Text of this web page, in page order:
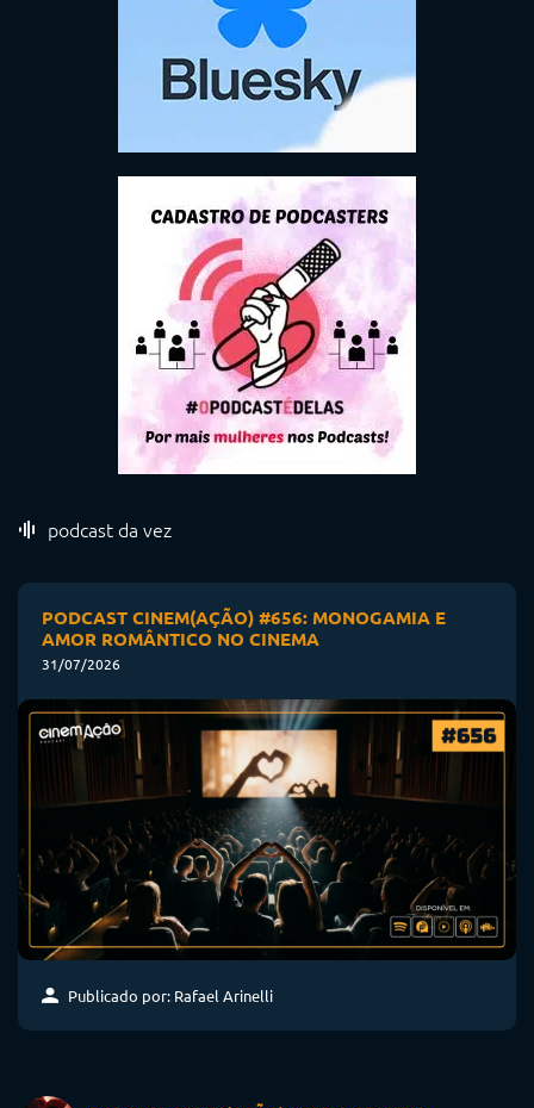
podcast da vez
PODCAST CINEM(AÇÃO) #656: MONOGAMIA E
AMOR ROMÂNTICO NO CINEMA
31/07/2026
Publicado por: Rafael Arinelli